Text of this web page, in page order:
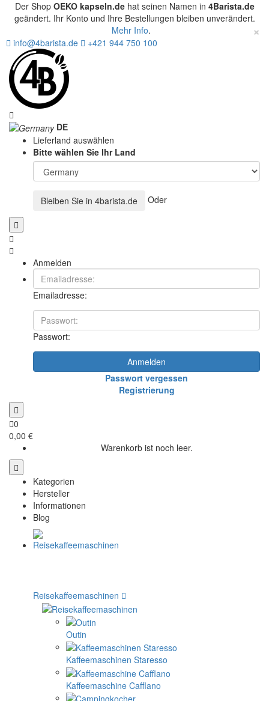
Der Shop OEKO kapseln.dehat seinen Namen in 4Barista.de
geändert. Ihr Konto und Ihre Bestellungen bleiben unverändert.
Mehr Info. ×
info@4barista.de +421 944 750 100
DE
Lieferland auswählen
Bitte wählen Sie Ihr Land
Bleiben Sie in 4barista.de Oder
Anmelden
Emailadresse:
Passwort:
Anmelden
Passwort vergessen
Registrierung
0
0,00 €
Warenkorb ist noch leer.
Kategorien
Hersteller
Informationen
Blog
Reisekaffeemaschinen
Outin
Kaffeemaschinen Staresso
Kaffeemaschine Cafflano